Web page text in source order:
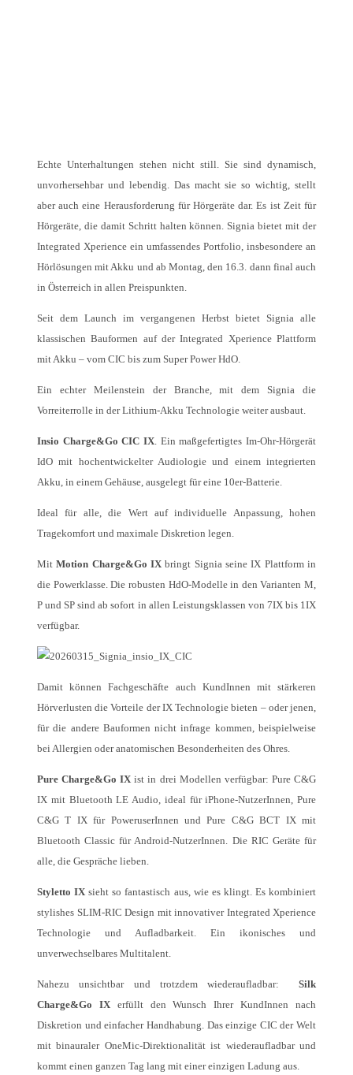
Echte Unterhaltungen stehen nicht still. Sie sind dynamisch,
unvorhersehbar und lebendig. Das macht sie so wichtig, stellt
aber auch eine Herausforderung für Hörgeräte dar. Es ist Zeit für
Hörgeräte, die damit Schritt halten können. Signia bietet mit der
Integrated Xperience ein umfassendes Portfolio, insbesondere an
Hörlösungen mit Akku und ab Montag, den 16.3. dann final auch
in Österreich in allen Preispunkten.
Seit dem Launch im vergangenen Herbst bietet Signia alle
klassischen Bauformen auf der Integrated Xperience Plattform
mit Akku – vom CIC bis zum Super Power HdO.
Ein echter Meilenstein der Branche, mit dem Signia die
Vorreiterrolle in der Lithium-Akku Technologie weiter ausbaut.
Insio Charge&Go CIC IX. Ein maßgefertigtes Im-Ohr-Hörgerät
IdO mit hochentwickelter Audiologie und einem integrierten
Akku, in einem Gehäuse, ausgelegt für eine 10er-Batterie.
Ideal für alle, die Wert auf individuelle Anpassung, hohen
Tragekomfort und maximale Diskretion legen.
MitMotion Charge&Go IX bringt Signia seine IX Plattform in
die Powerklasse. Die robusten HdO-Modelle in den Varianten M,
P und SP sind ab sofort in allen Leistungsklassen von 7IX bis 1IX
verfügbar.
Damit können Fachgeschäfte auch KundInnen mit stärkeren
Hörverlusten die Vorteile der IX Technologie bieten – oder jenen,
für die andere Bauformen nicht infrage kommen, beispielweise
bei Allergien oder anatomischen Besonderheiten des Ohres.
Pure Charge&Go IX ist in drei Modellen verfügbar: Pure C&G
IX mit Bluetooth LE Audio, ideal für iPhone-NutzerInnen, Pure
C&G T IX für PoweruserInnen und Pure C&G BCT IX mit
Bluetooth Classic für Android-NutzerInnen. Die RIC Geräte für
alle, die Gespräche lieben.
Styletto IX sieht so fantastisch aus, wie es klingt. Es kombiniert
stylishes SLIM-RIC Design mit innovativer Integrated Xperience
Technologie und Aufladbarkeit. Ein ikonisches und
unverwechselbares Multitalent.
Nahezu unsichtbar und trotzdem wiederaufladbar: Silk
Charge&Go IXerfüllt den Wunsch Ihrer KundInnen nach
Diskretion und einfacher Handhabung. Das einzige CIC der Welt
mit binauraler OneMic-Direktionalität ist wiederaufladbar und
kommt einen ganzen Tag lang mit einer einzigen Ladung aus.